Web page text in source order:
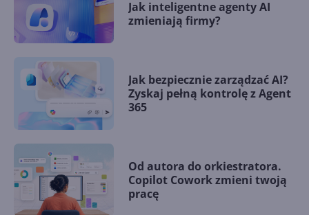
Jak inteligentne agenty AI
zmieniają firmy?
Jak bezpiecznie zarządzać AI?
Zyskaj pełną kontrolę z Agent
365
Od autora do orkiestratora.
Copilot Cowork zmieni twoją
pracę